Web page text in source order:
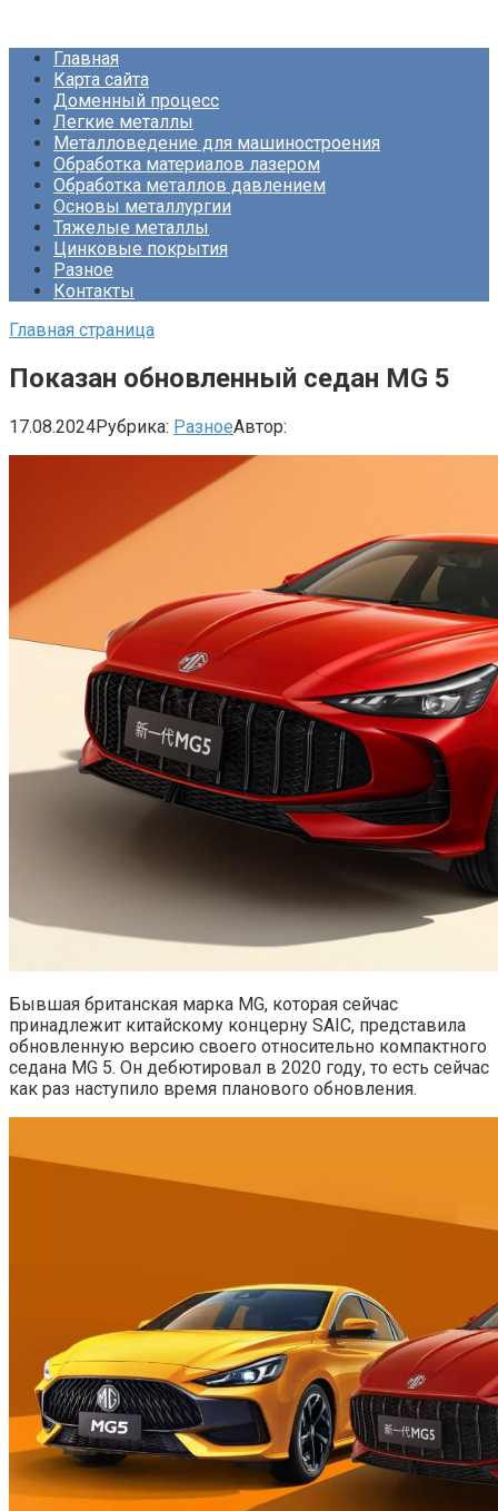
контентуГлавная
Карта сайта
Доменный процесс
Легкие металлы
Металловедение для машиностроения
Обработка материалов лазером
Обработка металлов давлением
Основы металлургии
Тяжелые металлы
Цинковые покрытия
Разное
Контакты
Главная страница
Показан обновленный седан MG 5
17.08.2024Рубрика: РазноеАвтор:
Бывшая британская марка MG, которая сейчас
принадлежит китайскому концерну SAIC, представила
обновленную версию своего относительно компактного
седана MG 5. Он дебютировал в 2020 году, то есть сейчас
как раз наступило время планового обновления.